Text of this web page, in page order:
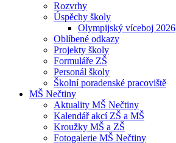
Rozvrhy
Úspěchy školy
Olympijský víceboj 2026
Oblíbené odkazy
Projekty školy
Formuláře ZŠ
Personál školy
Školní poradenské pracoviště
MŠ Nečtiny
Aktuality MŠ Nečtiny
Kalendář akcí ZŠ a MŠ
Kroužky MŠ a ZŠ
Fotogalerie MŠ Nečtiny